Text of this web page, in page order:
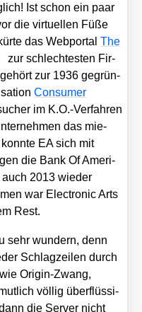
Ist schon ein paar
die vir­tu­el­len Füße
das Web­por­talThe
zur schlech­tes­ten Fir­
zur 1936 gegrün­
Con­su­mer
im K.O.-Verfahren
das mie­
EA sich mit
die Bank Of Ame­ri­
2013 wie­der
war Elec­tro­nic Arts
Rest.
sehr wun­dern, denn
Schlag­zei­len durch
Ori­gin-Zwang,
völ­lig über­flüs­si­
die Ser­ver nicht